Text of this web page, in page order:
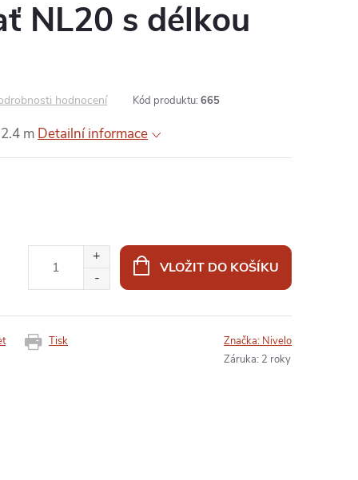
NL20 s délkou
hodnocení Kód produktu: 665
m Detailní informace
VLOŽIT DO KOŠÍKU
Tisk Značka: Nivelo
Záruka: 2 roky